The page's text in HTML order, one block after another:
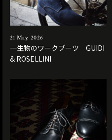
21 May. 2026
一生物のワークブーツ GUIDI
& ROSELLINI